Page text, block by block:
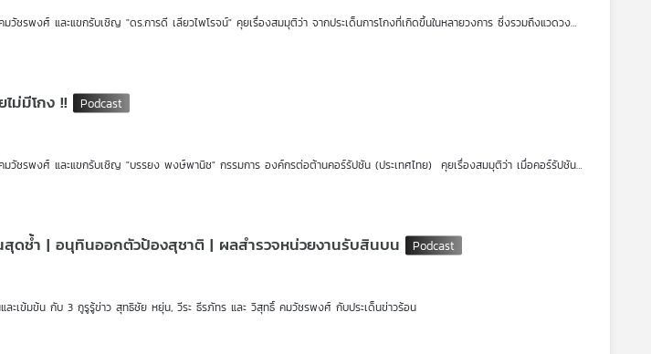
รพงศ์ และแขกรับเชิญ "ดร.การดี เลียวไพโรจน์" คุยเรื่องสมมุติว่า จากประเด็นการโกงที่เกิดขึ้นในหลายวงการ ซึ่งรวมถึงแวดวง
ะเกิดอะไรขึ้นหากรัฐบาล "ยอมแก้ผ้า" ให้ตรวจสอบอย่างแท้จริง ฟังในรายการ สมมุติว่า ในรูปแบบ Podcast
ไม่มีโกง !!
วัชรพงศ์ และแขกรับเชิญ "บรรยง พงษ์พานิช" กรรมการ องค์กรต่อต้านคอร์รัปชัน (ประเทศไทย) คุยเรื่องสมมุติว่า เมื่อคอร์รัปชัน
อะไรขึ้นหากประเทศไทยไม่มีการโกง ตอนนั้นประเทศจะเปลี่ยนแปลงไปอย่างไร ? ฟังในรายการ สมมุติว่า ในรูปแบบ Podcast
สุดช้ำ | อนุทินออกตัวป้องสุชาติ | ผลสำรวจหน่วยงานรับสินบน
และเข้มข้น กับ 3 กูรูรู้ข่าว สุทธิชัย หยุ่น, วีระ ธีรภัทร และ วิสุทธิ์ คมวัชรพงศ์ กับประเด็นข่าวร้อน
บาลอนุทิน 2